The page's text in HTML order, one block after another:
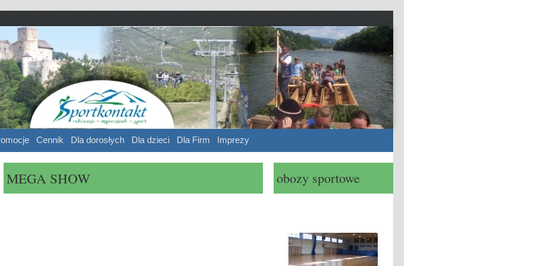
sport
Cennik Dla dorosłych Dla dzieci Dla Firm Imprezy
MEGA SHOW obozy sportowe